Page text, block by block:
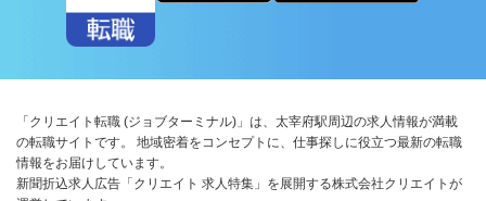
「クリエイト転職 (ジョブターミナル)」は、太宰府駅周辺の求人情報が満載
の転職サイトです。 地域密着をコンセプトに、仕事探しに役立つ最新の転職
情報をお届けしています。
新聞折込求人広告「クリエイト 求人特集」を展開する株式会社クリエイトが